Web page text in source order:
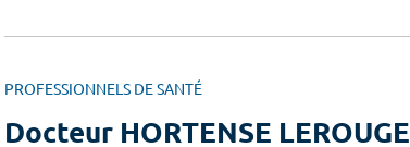
PROFESSIONNELS DE SANTÉ
Docteur HORTENSE LEROUGE